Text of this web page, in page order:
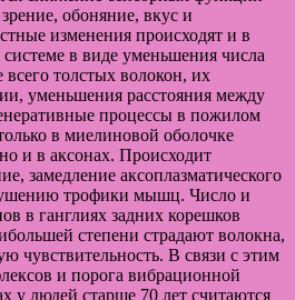
обоняние, вкус и
изменения происходят и в
в виде уменьшения числа
толстых волокон, их
уменьшения расстояния между
процессы в пожилом
в миелиновой оболочке
и в аксонах. Происходит
замедление аксоплазматического
трофики мышц. Число и
в ганглиях задних корешков
степени страдают волокна,
чувствительность. В связи с этим
и порога вибрационной
у людей старше 70 лет считаются